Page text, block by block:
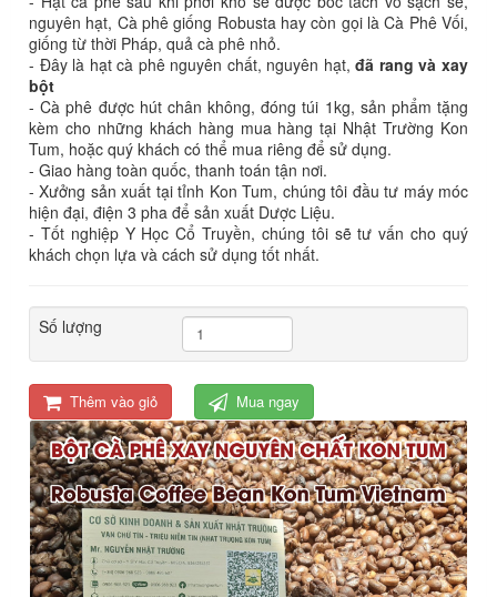
nguyên hạt, Cà phê giống Robusta hay còn gọi là Cà Phê Vối,
giống từ thời Pháp, quả cà phê nhỏ.
- Đây là hạt cà phê nguyên chất, nguyên hạt,đã rang và xay
bột
- Cà phê được hút chân không, đóng túi 1kg, sản phẩm tặng
kèm cho những khách hàng mua hàng tại Nhật Trường Kon
Tum, hoặc quý khách có thể mua riêng để sử dụng.
- Giao hàng toàn quốc, thanh toán tận nơi.
- Xưởng sản xuất tại tỉnh Kon Tum, chúng tôi đầu tư máy móc
hiện đại, điện 3 pha để sản xuất Dược Liệu.
- Tốt nghiệp Y Học Cổ Truyền, chúng tôi sẽ tư vấn cho quý
khách chọn lựa và cách sử dụng tốt nhất.
Số lượng
Thêm vào giỏ Mua ngay